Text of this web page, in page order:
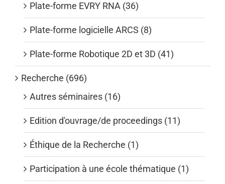
Plate-forme EVRY RNA (36)
Plate-forme logicielle ARCS (8)
Plate-forme Robotique 2D et 3D (41)
Recherche (696)
Autres séminaires (16)
Edition d'ouvrage/de proceedings (11)
Éthique de la Recherche (1)
Participation à une école thématique (1)